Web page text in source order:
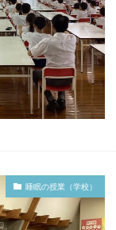
睡眠の授業（学校）